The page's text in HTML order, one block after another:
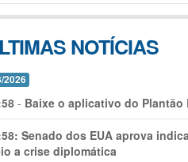
NOTÍCIAS
2026
- Baixe o aplicativo do Plantão
Senado dos EUA aprova
a crise diplomática